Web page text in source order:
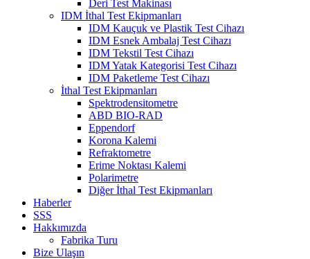
Deri Test Makinası
IDM İthal Test Ekipmanları
IDM Kauçuk ve Plastik Test Cihazı
IDM Esnek Ambalaj Test Cihazı
IDM Tekstil Test Cihazı
IDM Yatak Kategorisi Test Cihazı
IDM Paketleme Test Cihazı
İthal Test Ekipmanları
Spektrodensitometre
ABD BIO-RAD
Eppendorf
Korona Kalemi
Refraktometre
Erime Noktası Kalemi
Polarimetre
Diğer İthal Test Ekipmanları
Haberler
SSS
Hakkımızda
Fabrika Turu
Bize Ulaşın